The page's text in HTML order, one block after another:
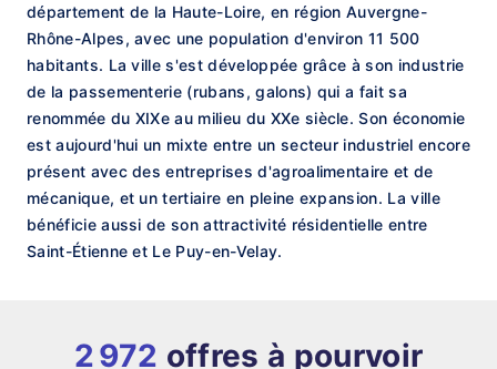
département de la Haute-Loire, en région Auvergne-
Rhône-Alpes, avec une population d'environ 11 500
habitants. La ville s'est développée grâce à son industrie
de la passementerie (rubans, galons) qui a fait sa
renommée du XIXe au milieu du XXe siècle. Son économie
est aujourd'hui un mixte entre un secteur industriel encore
présent avec des entreprises d'agroalimentaire et de
mécanique, et un tertiaire en pleine expansion. La ville
bénéficie aussi de son attractivité résidentielle entre
Saint-Étienne et Le Puy-en-Velay.
2 972 offres à pourvoir